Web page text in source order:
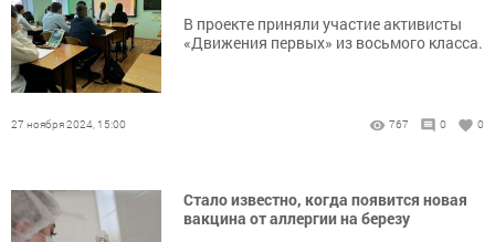
В проекте приняли участие активисты
«Движения первых» из восьмого класса.
27 ноября 2024, 15:00 767 0 0
Стало известно, когда появится новая
вакцина от аллергии на березу